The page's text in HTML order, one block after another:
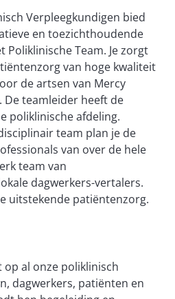
Verpleegkundigen bied
en toezichthoudende
Team. Je zorgt
van hoge kwaliteit
de artsen van Mercy
De teamleider heeft de
poliklinische afdeling.
team plan je de
van over de hele
team van
dagwerkers-vertalers.
uitstekende patiëntenzorg.
op al onze poliklinisch
dagwerkers, patiënten en